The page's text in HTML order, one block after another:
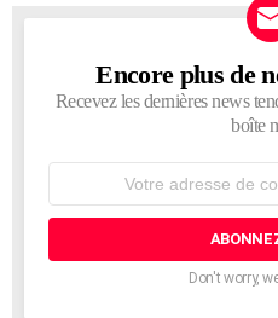
NEWSLETTER
Encore plus de
Recevez les dernières news
boîte
courrier
Don't worry,